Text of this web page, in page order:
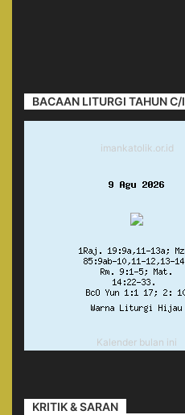
BACAAN LITURGI TAHUN C/I
imankatolik.or.id
Kalender bulan ini
KRITIK & SARAN